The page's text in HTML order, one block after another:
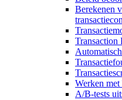
Berekenen
Transaction
Werken met
A/B-tests